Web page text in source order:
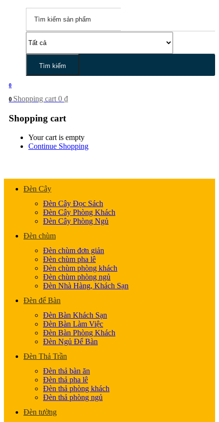
Tìm kiếm
0
0 Shopping cart 0 ₫
Shopping cart
Your cart is empty
Continue Shopping
Đèn Cây
Đèn Cây Đọc Sách
Đèn Cây Phòng Khách
Đèn Cây Phòng Ngủ
Đèn chùm
Đèn chùm đơn giản
Đèn chùm pha lê
Đèn chùm phòng khách
Đèn chùm phòng ngủ
Đèn Nhà Hàng, Khách Sạn
Đèn để Bàn
Đèn Bàn Khách Sạn
Đèn Bàn Làm Việc
Đèn Bàn Phòng Khách
Đèn Ngủ Để Bàn
Đèn Thả Trần
Đèn thả bàn ăn
Đèn thả pha lê
Đèn thả phòng khách
Đèn thả phòng ngủ
Đèn tường